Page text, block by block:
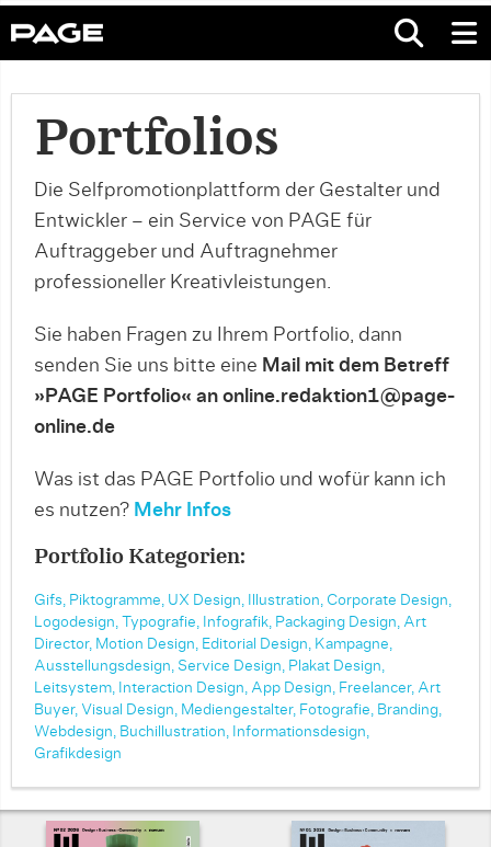
Portfolios
Die Selfpromotionplattform der Gestalter und
Entwickler – ein Service von PAGE für
Auftraggeber und Auftragnehmer
professioneller Kreativleistungen.
Sie haben Fragen zu Ihrem Portfolio, dann
senden Sie uns bitte eine Mail mit dem Betreff
»PAGE Portfolio« an online.redaktion1@page-
online.de
Was ist das PAGE Portfolio und wofür kann ich
es nutzen? Mehr Infos
Portfolio Kategorien:
Gifs, Piktogramme, UX Design, Illustration, Corporate Design,
Logodesign,
Typografie, Infografik, Packaging Design, Art
Director, Motion Design, Editorial Design, Kampagne,
Ausstellungsdesign, Service Design, Plakat Design,
Leitsystem, Interaction Design, App Design, Freelancer, Art
Buyer, Visual Design, Mediengestalter, Fotografie, Branding,
Webdesign, Buchillustration, Informationsdesign,
Grafikdesign